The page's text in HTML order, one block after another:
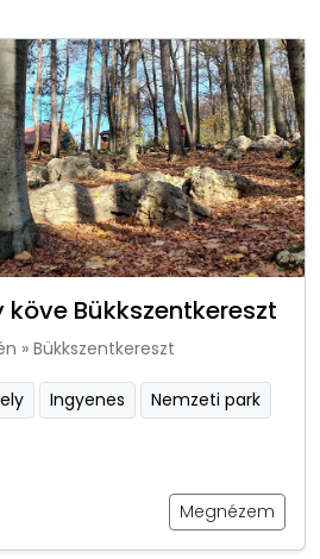
Bükkszentkereszt
» Bükkszentkereszt
Ingyenes
Nemzeti park
Megnézem